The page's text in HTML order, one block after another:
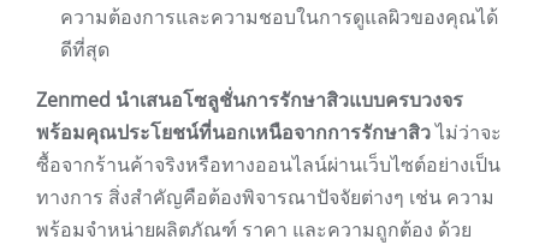
ความต้องการและความชอบในการดูแลผิวของคุณได้
ดีที่สุด
Zenmed นำเสนอโซลูชั่นการรักษาสิวแบบครบวงจร
พร้อมคุณประโยชน์ที่นอกเหนือจากการรักษาสิวไม่ว่าจะ
ซื้อจากร้านค้าจริงหรือทางออนไลน์ผ่านเว็บไซต์อย่างเป็น
ทางการ สิ่งสำคัญคือต้องพิจารณาปัจจัยต่างๆ เช่น ความ
พร้อมจำหน่ายผลิตภัณฑ์ ราคา และความถูกต้อง ด้วย